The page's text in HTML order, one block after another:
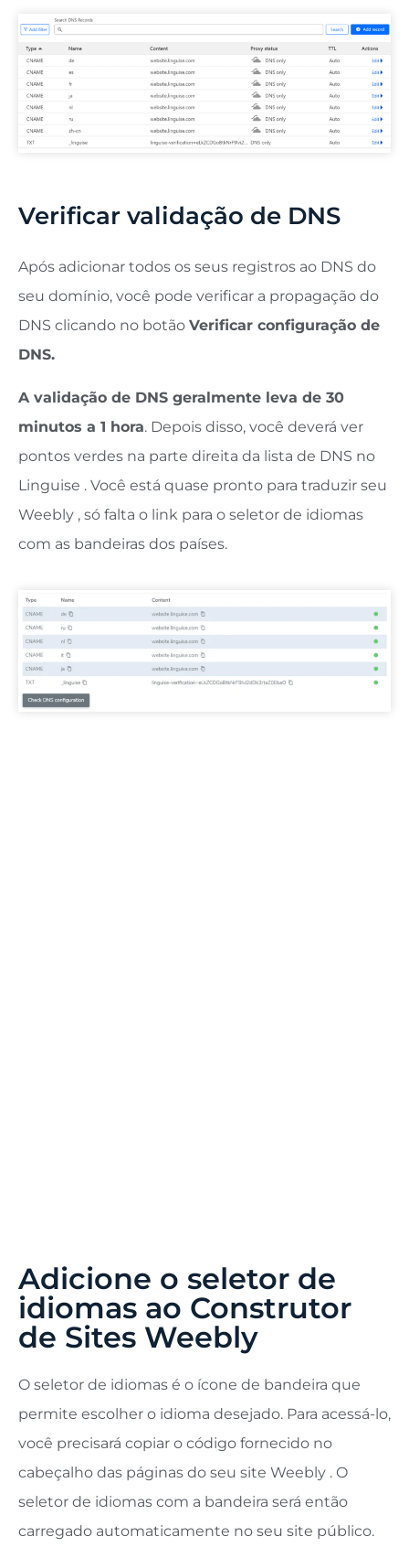
Verificar validação de DNS
Após adicionar todos os seus registros ao DNS do
seu domínio, você pode verificar a propagação do
DNS clicando no botão Verificar configuração de
DNS.
A validação de DNS geralmente leva de 30
minutos a 1 hora. Depois disso, você deverá ver
pontos verdes na parte direita da lista de DNS no
Linguise . Você está quase pronto para traduzir seu
Weebly , só falta o link para o seletor de idiomas
com as bandeiras dos países.
Adicione o seletor de
idiomas ao Construtor
de Sites Weebly
O seletor de idiomas é o ícone de bandeira que
permite escolher o idioma desejado. Para acessá-lo,
você precisará copiar o código fornecido no
cabeçalho das páginas do seu site Weebly . O
seletor de idiomas com a bandeira será então
carregado automaticamente no seu site público.